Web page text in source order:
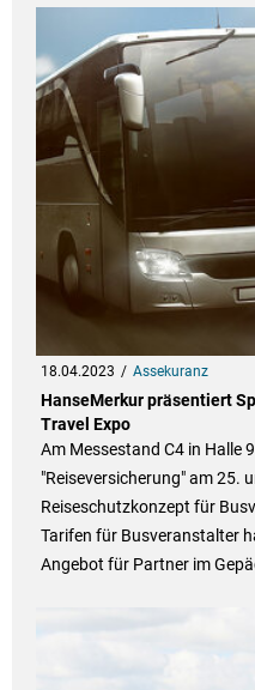
18.04.2023 Assekuranz
HanseMerkur präsentiert
Travel Expo
Am Messestand C4 in Halle
"Reiseversicherung" am 25.
Reiseschutzkonzept für
Tarifen für Busveranstalter
Angebot für Partner im